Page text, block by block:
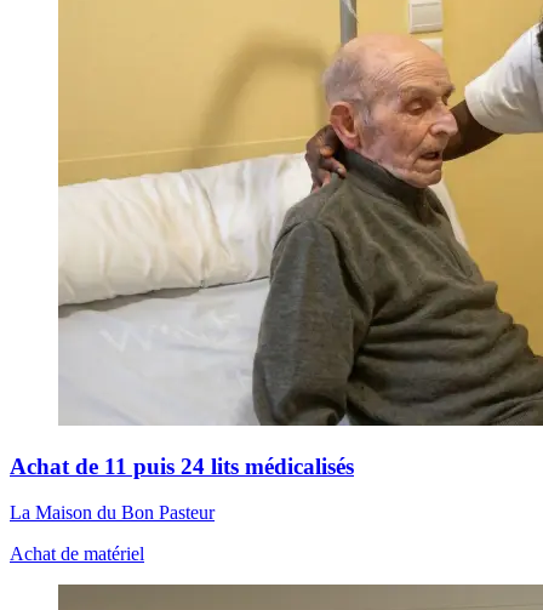
Achat de 11 puis 24 lits médicalisés
La Maison du Bon Pasteur
Achat de matériel